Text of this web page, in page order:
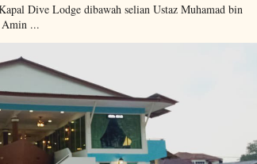
Dive Lodge dibawah selian Ustaz Muhamad bin
Amin ...